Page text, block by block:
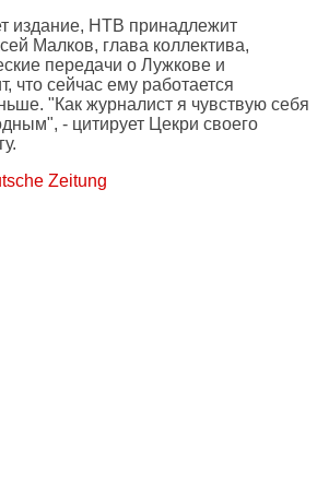
издание, НТВ принадлежит
Малков, глава коллектива,
передачи о Лужкове и
что сейчас ему работается
"Как журналист я чувствую себя
- цитирует Цекри своего
Zeitung